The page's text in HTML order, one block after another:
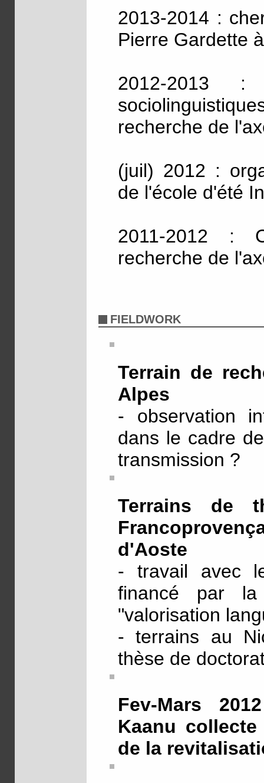
2013-2014 :
Pierre Gardette
2012-2013 :
recherche de
(juil) 2012 :
de l'école d'été
2011-2012 :
recherche de
FIELDWORK
Terrain de
Alpes
- observation
dans le cadre
transmission ?
Terrains de
d'Aoste
- travail avec
financé par
"valorisation
- terrains au
thèse de
Fev-Mars
Kaanu
de la